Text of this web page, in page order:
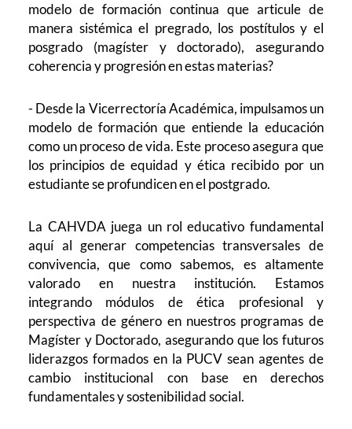
modelo de formación continua que articule de
manera sistémica el pregrado, los postítulos y el
posgrado (magíster y doctorado), asegurando
coherencia y progresión en estas materias?
- Desde la Vicerrectoría Académica, impulsamos un
modelo de formación que entiende la educación
como un proceso de vida. Este proceso asegura que
los principios de equidad y ética recibido por un
estudiante se profundicen en el postgrado.
La CAHVDA juega un rol educativo fundamental
aquí al generar competencias transversales de
convivencia, que como sabemos, es altamente
valorado en nuestra institución. Estamos
integrando módulos de ética profesional y
perspectiva de género en nuestros programas de
Magíster y Doctorado, asegurando que los futuros
liderazgos formados en la PUCV sean agentes de
cambio institucional con base en derechos
fundamentales y sostenibilidad social.